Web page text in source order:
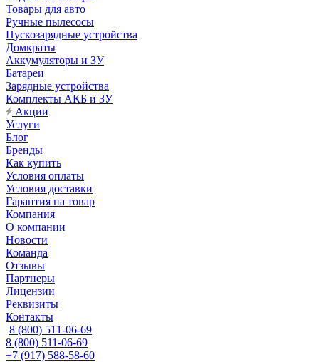
Товары для авто
Ручные пылесосы
Пускозарядные устройства
Домкраты
Аккумуляторы и ЗУ
Батареи
Зарядные устройства
Комплекты АКБ и ЗУ
Акции
Услуги
Блог
Бренды
Как купить
Условия оплаты
Условия доставки
Гарантия на товар
Компания
О компании
Новости
Команда
Отзывы
Партнеры
Лицензии
Реквизиты
Контакты
8 (800) 511-06-69
8 (800) 511-06-69
+7 (917) 588-58-60